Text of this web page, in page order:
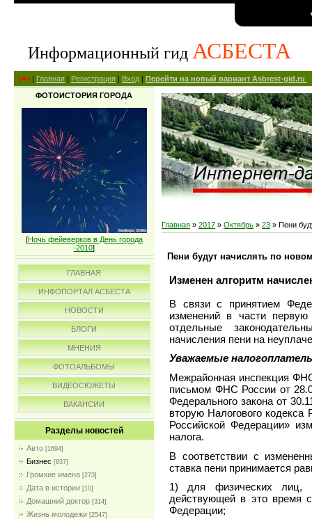
Информационный гид АСБЕСТА
14+ | Главная | Регистрация | Вход | Перейти на новый вариант Asbrest-gid.ru
ФОТОИСТОРИЯ ГОРОДА
[Ночь фейеверков в День города
-2010]
ГЛАВНАЯ
ИНФОПОРТАЛ АСБЕСТА
НОВОСТИ
БЛОГИ
МНЕНИЯ
ФОТОАЛЬБОМЫ
ВИДЕОСЮЖЕТЫ
ВАКАНСИИ
Разделы новостей
Авто [1694]
Бизнес [937]
Громкие имена [273]
Дата в истории [10]
Домашний доктор [314]
Жизнь молодежи [2547]
Главная » 2017 » Октябрь » 23 » Пени
Пени будут начислять по
Изменен алгоритм
В связи с принятием
изменений в части
отдельные
начисления пени на
Уважаемые
Межрайонная инспекция
письмом ФНС России от
Федерального закона от
вторую Налогового
Российской Федерации»
налога.
В соответствии с
ставка пени принимается
1) для физических лиц,
действующей в это время
Федерации;